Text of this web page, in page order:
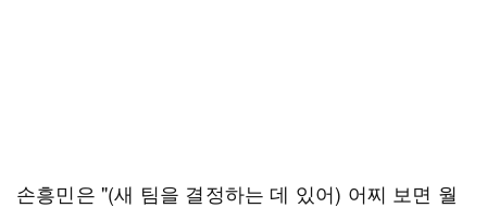
손흥민은 "(새 팀을 결정하는 데 있어) 어찌 보면 월